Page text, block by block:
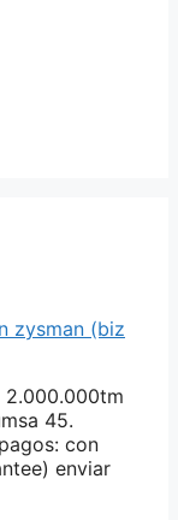
zysman (biz
2.000.000tm
45.
con
enviar